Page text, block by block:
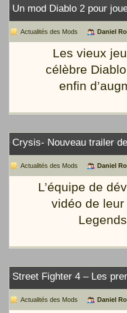
Un mod Diablo 2 pour
Actualités des Mods Daniel
Les vieux
célèbre
enfin
Crysis- Nouveau trailer
Actualités des Mods Daniel
L’équipe de
vidéo de
Street Fighter 4 – Les
Actualités des Mods Daniel